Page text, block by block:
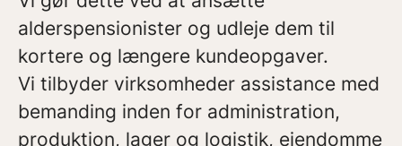
alderspensionister og udleje dem til
kortere og længere kundeopgaver.
Vi tilbyder virksomheder assistance med
bemanding inden for administration,
produktion, lager og logistik, ejendomme